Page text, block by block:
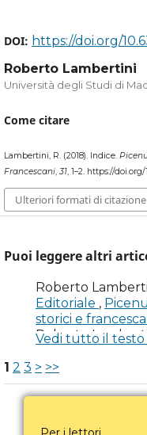
DOI: https://doi.org/
Roberto Lambertini
Università degli Studi di
Come citare
Lambertini, R. (2018). Indice.
Francescani, 31, 1–2. https://doi.org/
Ulteriori formati di citazione
Puoi leggere altri
Roberto
Editoriale ,
storici e
Roberto
29 (2014)
Roberto
Martorelli,
Roberto
Vedi tutto il testo
1 2 3 > >>